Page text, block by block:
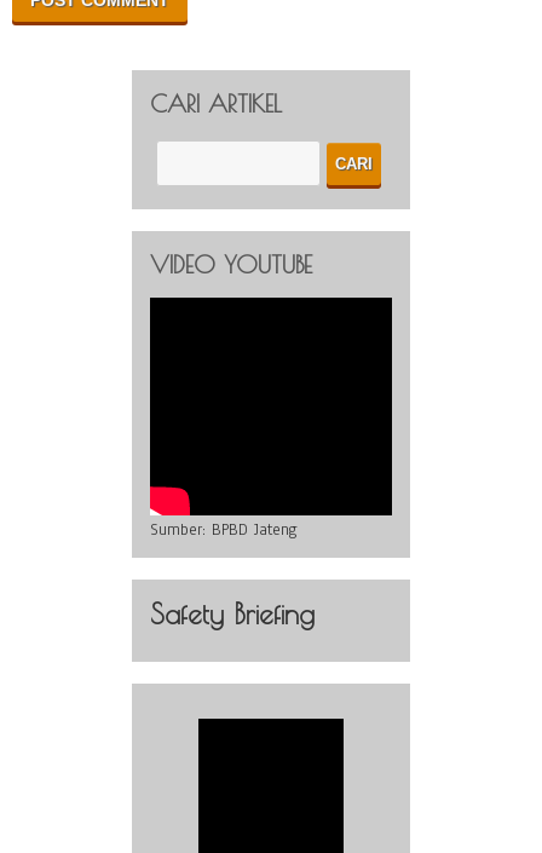
CARI ARTIKEL
VIDEO YOUTUBE
Sumber: BPBD Jateng
Safety Briefing